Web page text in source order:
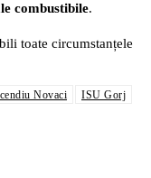
combustibile.
toate circumstanțele
Novaci
ISU Gorj